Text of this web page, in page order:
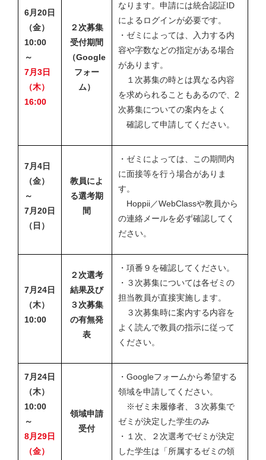
6月20日
（金）
10:00
～
7月3日
（木）
16:00
２次募集
受付期間
（Google
フォー
ム）
なります。申請には統合認証ID
によるログインが必要です。
・ゼミによっては、入力する内
容や字数などの指定がある場合
があります。
１次募集の時とは異なる内容
を求められることもあるので、2
次募集についての案内をよく
確認して申請してください。
7月4日
（金）
～
7月20日
（日）
教員によ
る選考期
間
・ゼミによっては、この期間内
に面接等を行う場合がありま
す。
Hoppii／WebClassや教員から
の連絡メールを必ず確認してく
ださい。
7月24日
（木）
10:00
２次選考
結果及び
３次募集
の有無発
表
・項番９を確認してください。
・３次募集については各ゼミの
担当教員が直接実施します。
３次募集時に案内する内容を
よく読んで教員の指示に従って
ください。
7月24日
（木）
10:00
～
8月29日
（金）
領域申請
受付
・Googleフォームから希望する
領域を申請してください。
※ゼミ未履修者、３次募集で
ゼミが決定した学生のみ
・１次、２次選考でゼミが決定
した学生は「所属するゼミの領